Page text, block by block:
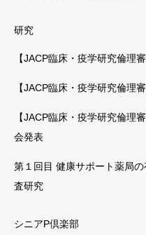
研究
【JACP臨床・疫学研究倫理
【JACP臨床・疫学研究倫理
【JACP臨床・疫学研究倫理
会発表
第１回目 健康サポート薬局
査研究
シニアP倶楽部